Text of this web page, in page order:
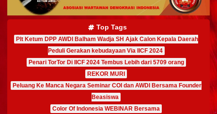
Top Tags
Plt Ketum DPP AWDI Balham Wadja SH Ajak Calon Kepala Daerah
Peduli Gerakan kebudayaan Via IICF 2024
Penari TorTor Di IICF 2024 Tembus Lebih dari 5709 orang
REKOR MURI
Peluang Ke Manca Negara Seminar COI dan AWDI Bersama Founder
Beasiswa
Color Of Indonesia WEBINAR Bersama